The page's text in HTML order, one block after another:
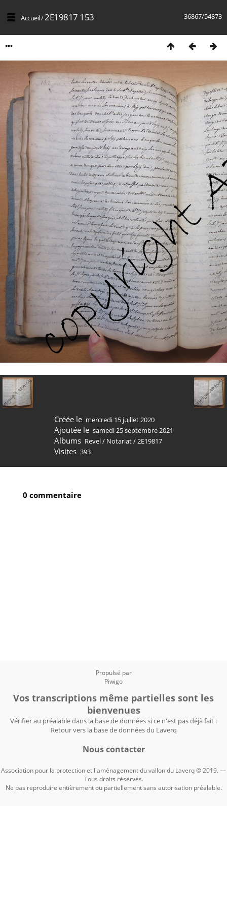
36867/54873
Accueil/2E19817 153
Créée le mercredi 15 juillet 2020
Ajoutée le samedi 25 septembre 2021
Albums Revel/ Notariat/2E19817
Visites 393
0 commentaire
Propulsé par
Piwigo
Vos transcriptions même partielles sont les
bienvenues
Vérifier au préalable dans la base de données si ce n'est pas déjà fait :
Retour vers la base de données du Laverq
Nous contacter
Association pour la protection et l'aménagement du vallon du Laverq © 2019. —
Tous droits réservés.
Ne pas reproduire entièrement ou partiellement sans autorisation préalable.